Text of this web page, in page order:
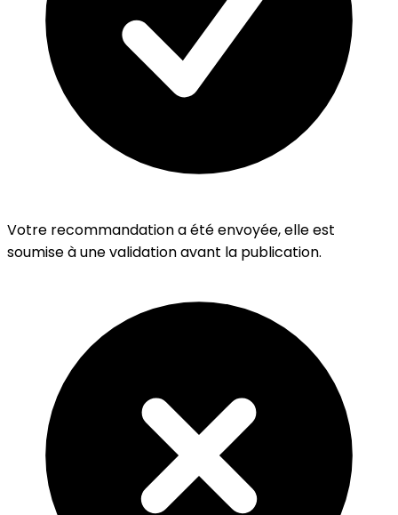
Votre recommandation a été envoyée, elle est
soumise à une validation avant la publication.